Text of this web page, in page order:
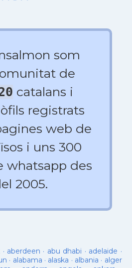
som
de
catalans i
registrats
web de
i uns 300
whatsapp des
2005.
· aberdeen · abu dhabi · adelaide ·
· alabama · alaska · albania · alger